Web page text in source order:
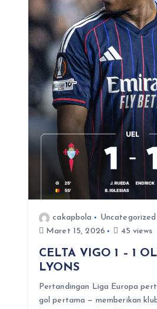
cakapbola
Uncategorized
Maret 15, 2026
45 views
CELTA VIGO 1 – 1
LYONS
Pertandingan Liga Europa
gol pertama — memberikan